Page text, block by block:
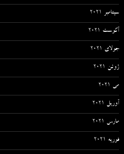
سپتامبر 2021
آگوست 2021
جولای 2021
ژوئن 2021
می 2021
آوریل 2021
مارس 2021
فوریه 2021